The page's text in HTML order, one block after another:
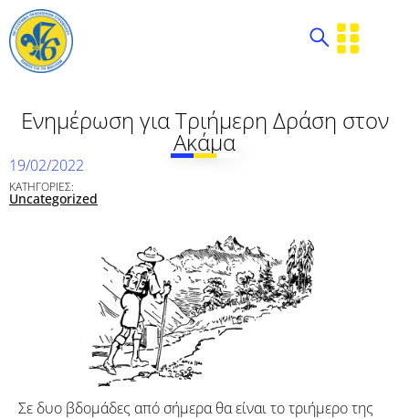
Ενημέρωση για Τριήμερη Δράση στον
Ακάμα
19/02/2022
ΚΑΤΗΓΟΡΙΕΣ:
Uncategorized
Σε δυο βδομάδες από σήμερα θα είναι το τριήμερο της